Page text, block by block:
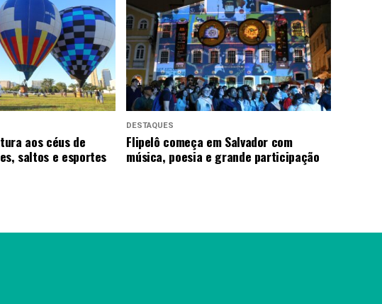
aos céus de
saltos e esportes
DESTAQUES
Flipelô começa em Salvador com
música, poesia e grande participação